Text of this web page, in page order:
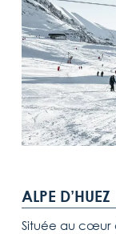
ALPE D’HUEZ
Située au cœur